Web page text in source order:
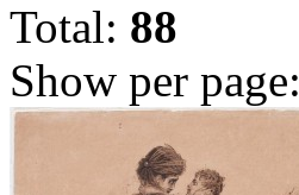
Total: 88
Show per page: